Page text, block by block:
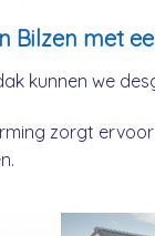
Bilzen met
kunnen we
zorgt